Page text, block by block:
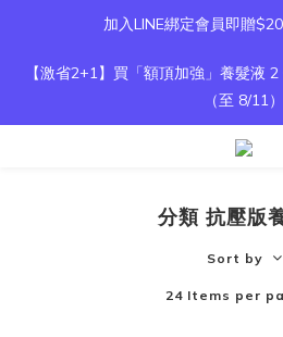
加入LINE綁定會員即贈
【激省2+1】買「額頂加強」養髮液
（至 8/11）
分類 抗壓版
Sort by
24 Items per